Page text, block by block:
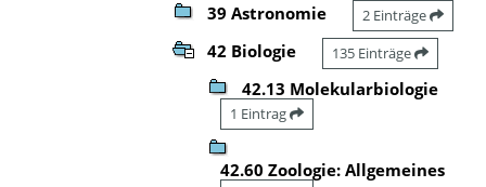
39 Astronomie 2 Einträge
42 Biologie 135 Einträge
42.13 Molekularbiologie
1 Eintrag
42.60 Zoologie: Allgemeines